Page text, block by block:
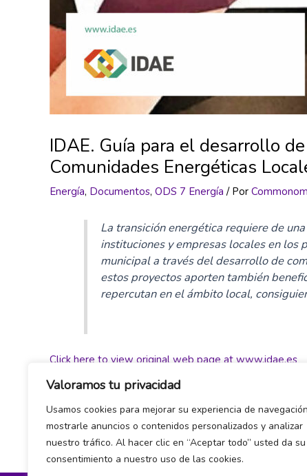
Valoramos tu privacidad
Usamos cookies para mejorar su experiencia de
mostrarle anuncios o contenidos personalizados y analizar
nuestro tráfico. Al hacer clic en “Aceptar todo” usted da su
consentimiento a nuestro uso de las cookies.
IDAE. Guía para el desarrollo
Comunidades Energéticas
Energía, Documentos, ODS 7 Energía / Por
La transición energética requiere de
instituciones y empresas locales en los
municipal a través del desarrollo de
estos proyectos aporten también
repercutan en el ámbito local,
Click here to view original web page at www.idae.es
←Entrada anterior